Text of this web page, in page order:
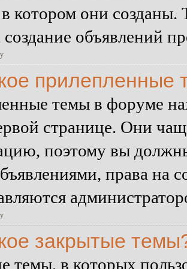
котором они
создание объявлений
прилепленные
темы в форуме
странице. Они
поэтому вы
права на
закрытые
темы, в которых